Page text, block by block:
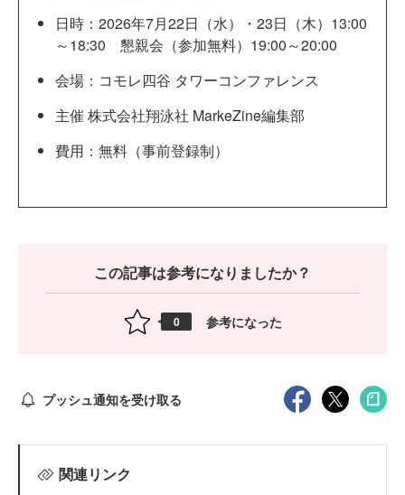
日時：2026年7月22日（水）・23日（木）13:00
～18:30 懇親会（参加無料）19:00～20:00
会場：コモレ四谷 タワーコンファレンス
主催 株式会社翔泳社 MarkeZine編集部
費用：無料（事前登録制）
この記事は参考になりましたか？
0 参考になった
プッシュ通知を受け取る
関連リンク